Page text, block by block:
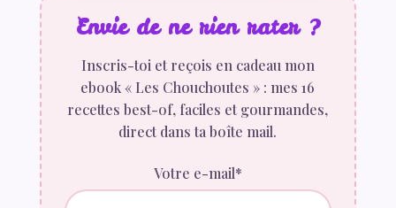
Envie de ne rien rater ?
Inscris-toi et reçois en cadeau mon
ebook « Les Chouchoutes » : mes 16
recettes best-of, faciles et gourmandes,
direct dans ta boîte mail.
Votre e-mail*